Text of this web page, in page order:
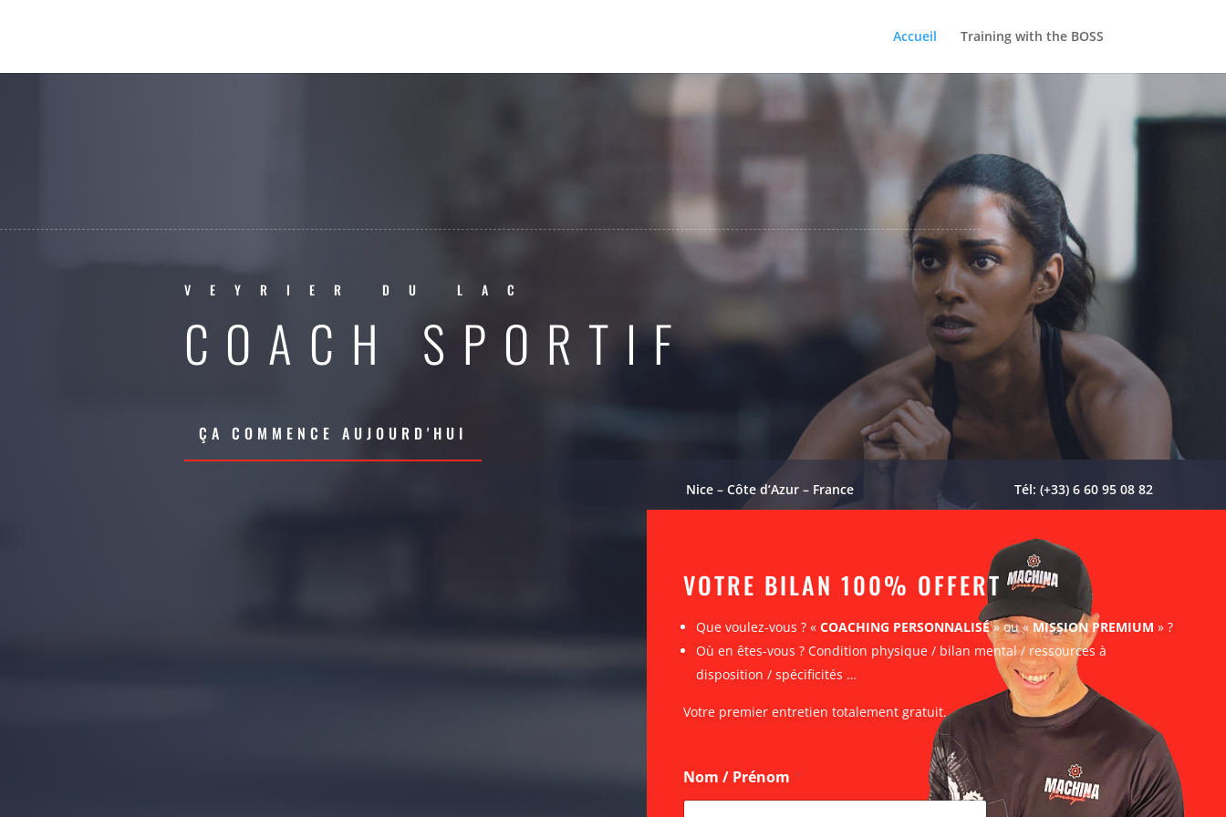
Accueil Training with the BOSS
GYM
VEYRIER DU LAC
COACH SPORTIF
ÇA COMMENCE AUJOURD'HUI
Nice – Côte d’Azur – France Tél: (+33) 6 60 95 08 82
VOTRE BILAN 100% OFFERT
Que voulez-vous ? « COACHING PERSONNALISÉ» ou « MISSION PREMIUM » ?
Où en êtes-vous ? Condition physique / bilan mental / ressources à
disposition / spécificités …
Votre premier entretien totalement gratuit.
Nom / Prénom *